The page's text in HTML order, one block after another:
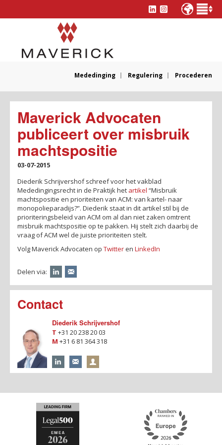
Mededinging Regulering Procederen
Maverick Advocaten
publiceert over misbruik
machtspositie
03-07-2015
Diederik Schrijvershof schreef voor het vakblad
Mededingingsrecht in de Praktijk het artikel “Misbruik
machtspositie en prioriteiten van ACM: van kartel- naar
monopolieparadijs?”. Diederik staat in dit artikel stil bij de
prioriteringsbeleid van ACM om al dan niet zaken omtrent
misbruik machtspositie op te pakken. Hij stelt zich daarbij de
vraag of ACM wel de juiste prioriteiten stelt.
Volg Maverick Advocaten op Twitteren LinkedIn
Delen via:
Contact
Diederik Schrijvershof
T +31 20 238 20 03
M +31 6 81 364 318